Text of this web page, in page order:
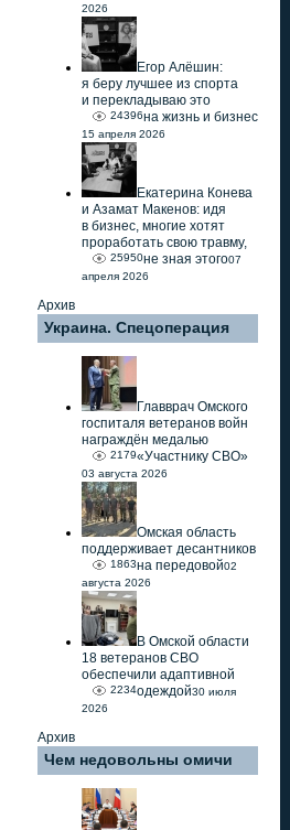
2026
Егор Алёшин:
я беру лучшее из спорта
и перекладываю это
на жизнь и бизнес
24396
15 апреля 2026
Екатерина Конева
и Азамат Макенов: идя
в бизнес, многие хотят
проработать свою травму,
не зная этого
25950
07
апреля 2026
Архив
Украина. Спецоперация
Главврач Омского
госпиталя ветеранов войн
награждён медалью
«Участнику СВО»
2179
03 августа 2026
Омская область
поддерживает десантников
на передовой
1863
02
августа 2026
В Омской области
18 ветеранов СВО
обеспечили адаптивной
одеждой
2234
30 июля
2026
Архив
Чем недовольны омичи